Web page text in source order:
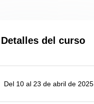
Detalles del curso
Del 10 al 23 de abril de 2025